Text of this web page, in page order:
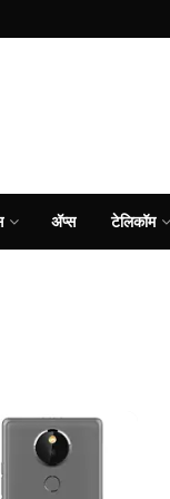
ॲप्स टेलिकॉम